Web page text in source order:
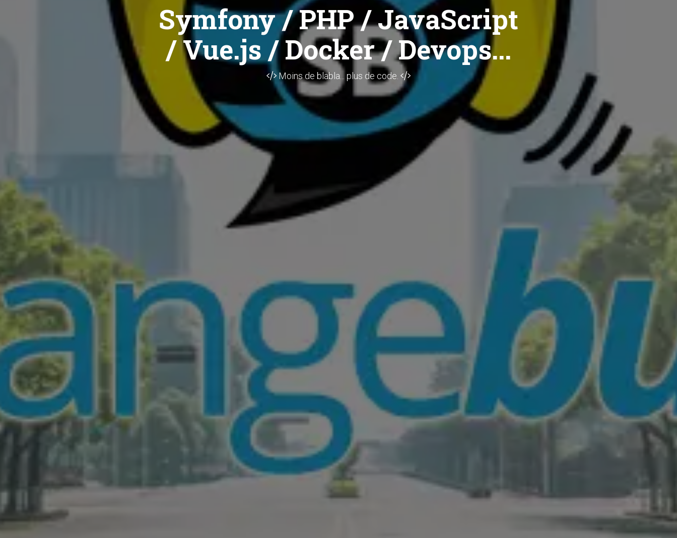
Symfony / PHP / JavaScript
/ Vue.js / Docker / Devops...
Moins de blabla... plus de code.